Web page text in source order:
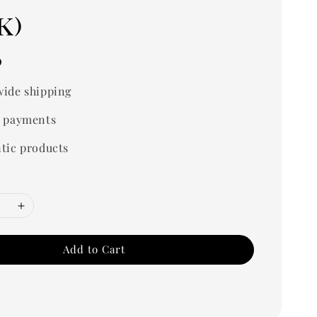
shipping
payments
products
Add to Cart